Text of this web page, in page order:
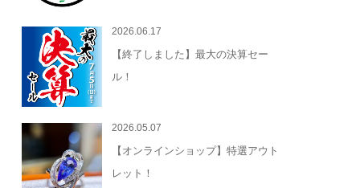
2026.06.17
【終了しました】最大の決算セー
ル！
2026.05.07
【オンラインショップ】特選アウト
レット！